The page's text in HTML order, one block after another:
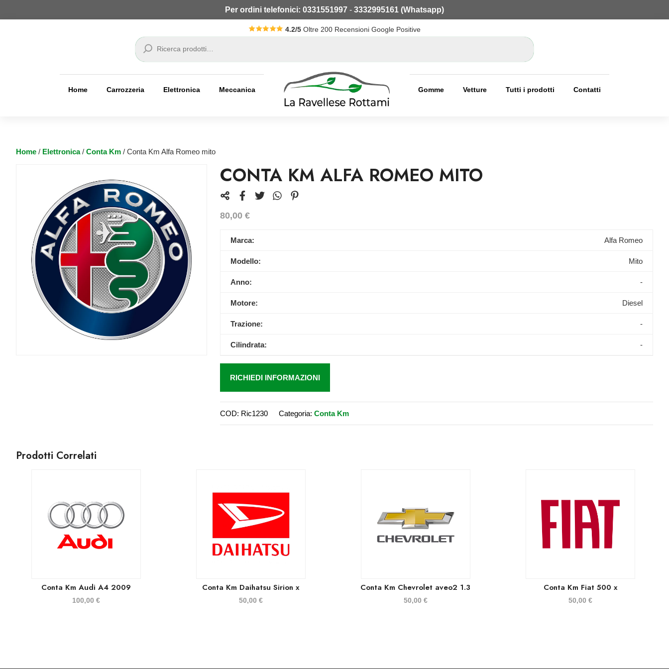
Per ordini telefonici: 0331551997 - 3332995161 (Whatsapp)
4.2/5 Oltre 200 Recensioni Google Positive
Cerca
Home Carrozzeria Elettronica Meccanica Gomme Vetture Tutti i prodotti Contatti
Home / Elettronica/ Conta Km / Conta Km Alfa Romeo mito
CONTA KM ALFA ROMEO MITO
80,00 €
Marca: Alfa Romeo
Modello: Mito
Anno: -
Motore: Diesel
Trazione: -
Cilindrata: -
RICHIEDI INFORMAZIONI
COD: Ric1230 Categoria: Conta Km
Prodotti Correlati
Conta Km Audi A4 2009
100,00€
Conta Km Daihatsu Sirion x
50,00 €
Conta Km Chevrolet aveo2 1.3
50,00 €
Conta Km Fiat 500 x
50,00 €